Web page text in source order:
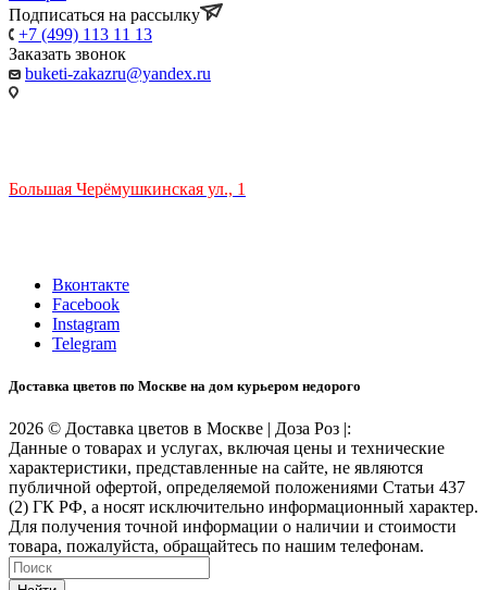
Подписаться на рассылку
+7 (499) 113 11 13
Заказать звонок
buketi-zakazru@yandex.ru
Большая Черёмушкинская ул., 1
Вконтакте
Facebook
Instagram
Telegram
Доставка цветов по Москве на дом курьером недорого
2026 © Доставка цветов в Москве | Доза Роз |:
Данные о товарах и услугах, включая цены и технические
характеристики, представленные на сайте, не являются
публичной офертой, определяемой положениями Статьи 437
(2) ГК РФ, а носят исключительно информационный характер.
Для получения точной информации о наличии и стоимости
товара, пожалуйста, обращайтесь по нашим телефонам.